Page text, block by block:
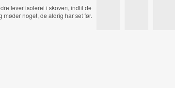
lever isoleret i skoven, indtil de
møder noget, de aldrig har set før.